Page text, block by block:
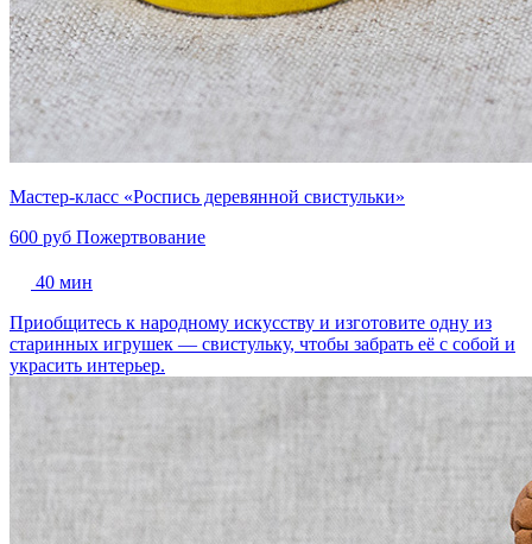
Мастер-класс «Роспись деревянной свистульки»
600 руб Пожертвование
40 мин
Приобщитесь к народному искусству и изготовите одну из
старинных игрушек — свистульку, чтобы забрать её с собой и
украсить интерьер.